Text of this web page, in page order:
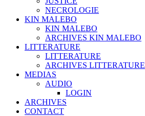
NECROLOGIE
KIN MALEBO
KIN MALEBO
ARCHIVES KIN MALEBO
LITTERATURE
LITTERATURE
ARCHIVES LITTERATURE
MEDIAS
AUDIO
LOGIN
ARCHIVES
CONTACT